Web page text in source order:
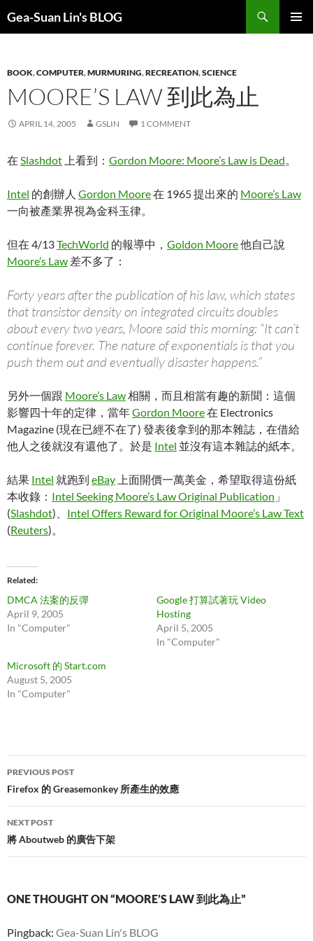
Gea-Suan Lin's BLOG
BOOK,COMPUTER,MURMURING,RECREATION,SCIENCE
MOORE’S LAW 到此為止
APRIL 14, 2005 GSLIN 1 COMMENT
在 Slashdot 上看到： Gordon Moore: Moore’s Law is Dead。
Intel 的創辦人 Gordon Moore在 1965 提出來的 Moore’s Law
一向被產業界視為金科玉律。
但在 4/13TechWorld 的報導中， Goldon Moore他自己說
Moore’s Law 差不多了：
Forty years after the publication of his law, which states
that transistor density on integrated circuits doubles
about every two years, Moore said this morning: “It can’t
continue forever. The nature of exponentials is that you
push them out and eventually disaster happens.”
另外一個跟 Moore’s Law相關，而且相當有趣的新聞：這個
影響四十年的定律，當年Gordon Moore在 Electronics
Magazine (現在已經不在了) 發表後拿到的那本雜誌，在借給
他人之後就沒有還他了。於是 Intel 並沒有這本雜誌的紙本。
結果 Intel 就跑到 eBay 上面開價一萬美金，希望取得這份紙
本收錄： Intel Seeking Moore’s Law Original Publication 」
(Slashdot)、 Intel Offers Reward for Original Moore’s Law Text
(Reuters)。
Related
DMCA 法案的反彈
April 9, 2005
In "Computer"
Google 打算試著玩 Video
Hosting
April 5, 2005
In "Computer"
Microsoft 的 Start.com
August 5, 2005
In "Computer"
Post
navigation
PREVIOUS POST
Firefox 的 Greasemonkey 所產生的效應
NEXT POST
將 Aboutweb 的廣告下架
ONE THOUGHT ON “MOORE’S LAW 到此為止”
Pingback: Gea-Suan Lin's BLOG